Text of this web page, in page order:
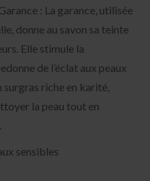
: La garance, utilisée
donne au savon sa teinte
Elle stimule la
de l’éclat aux peaux
surgras riche en karité,
la peau tout en
sensibles